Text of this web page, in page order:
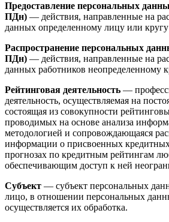
Предоставление персональных
ПДн) — действия, направленные на
данных определенному лицу или
Распространение персональных
ПДн) — действия, направленные на
данных работников неопределенному
Рейтинговая деятельность —
деятельность, осуществляемая на
состоящая из совокупности
проводимых на основе анализа
методологией и сопровождающаяся
информации о присвоенных
прогнозах по кредитным рейтингам
обеспечивающим доступ к ней
Субъект — субъект персональных
лицо, в отношении персональных
осуществляется их обработка.